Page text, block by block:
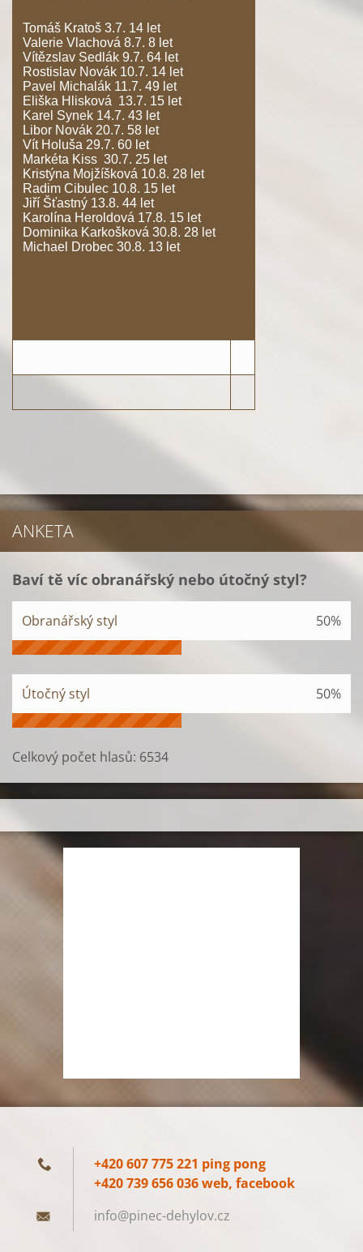
Tomáš Kratoš 3.7. 14 let
Valerie Vlachová 8.7. 8 let
Vítězslav Sedlák 9.7. 64 let
Rostislav Novák 10.7. 14 let
Pavel Michalák 11.7. 49 let
Eliška Hlisková 13.7. 15 let
Karel Synek 14.7. 43 let
Libor Novák 20.7. 58 let
Vít Holuša 29.7. 60 let
Markéta Kiss 30.7. 25 let
Kristýna Mojžíšková 10.8. 28 let
Radim Cibulec 10.8. 15 let
Jiří Šťastný 13.8. 44 let
Karolína Heroldová 17.8. 15 let
Dominika Karkošková 30.8. 28 let
Michael Drobec 30.8. 13 let
ANKETA
Baví tě víc obranářský nebo útočný styl?
Obranářský styl 50%
Útočný styl 50%
Celkový počet hlasů: 6534
+420 607 775 221 ping pong
+420 739 656 036 web, facebook
info@pinec-dehylov.cz